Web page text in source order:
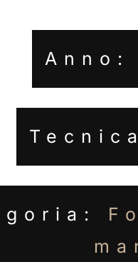
Anno: